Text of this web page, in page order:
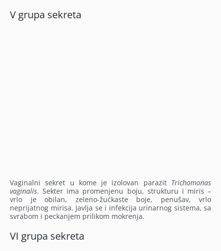
V grupa sekreta
Vaginalni sekret u kome je izolovan parazit Trichomonas
vaginalis. Sekter ima promenjenu boju, strukturu i miris –
vrlo je obilan, zeleno-žućkaste boje, penušav, vrlo
neprijatnog mirisa. Javlja se i infekcija urinarnog sistema, sa
svrabom i peckanjem prilikom mokrenja.
VI grupa sekreta